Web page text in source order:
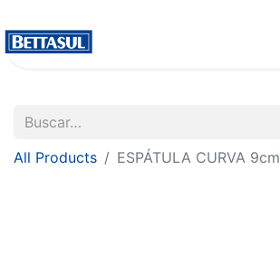
All Products ESPÁTULA CURVA 9cm